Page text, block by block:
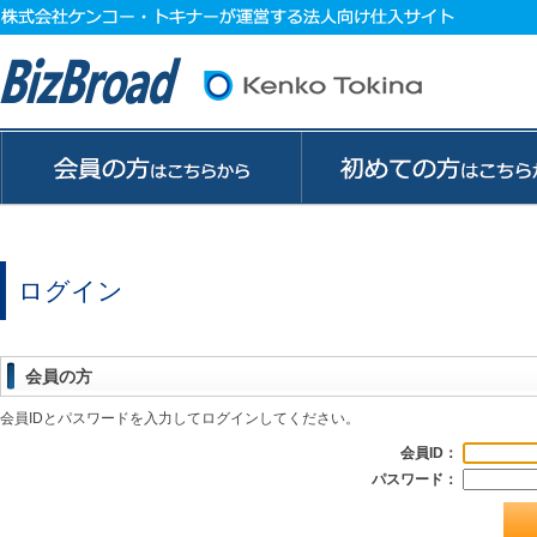
ログイン
会員の方
会員IDとパスワードを入力してログインしてください。
会員ID：
パスワード：